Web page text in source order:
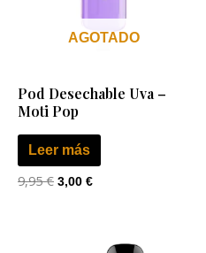
AGOTADO
Pod Desechable Uva –
Moti Pop
Leer más
9,95€ 3,00 €